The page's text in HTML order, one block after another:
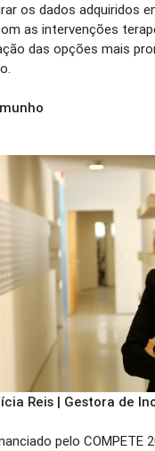
os dados adquiridos
as intervenções
das opções mais
Reis | Gestora de
pelo COMPETE